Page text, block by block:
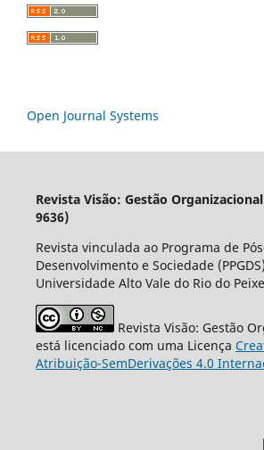
Open Journal Systems
Revista Visão: Gestão
9636)
Revista vinculada ao Programa de
Desenvolvimento e Sociedade
Universidade Alto Vale do Rio do
Revista Visão: Gestão
está licenciado com uma Licença
Atribuição-SemDerivações 4.0